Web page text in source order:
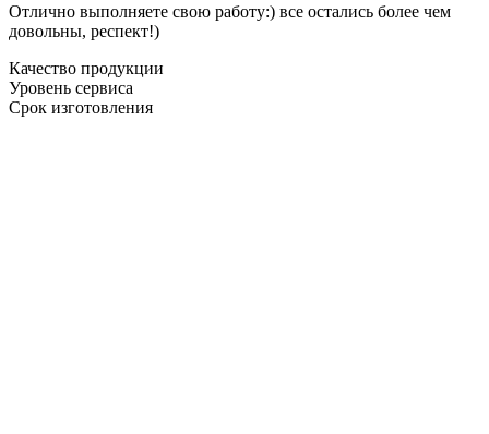
Отлично выполняете свою работу:) все остались более чем
довольны, респект!)
Качество продукции
Уровень сервиса
Срок изготовления